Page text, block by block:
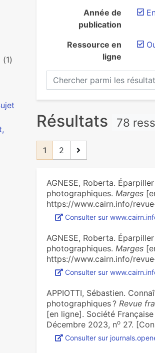
Année de
publication
Ressource en
ligne
Chercher parmi les
Résultats 78
1 2
AGNESE, Roberta.
photographiques‪. Marges
https://www.cairn.info/
Consulter sur
AGNESE, Roberta.
photographiques‪. Marges
https://www.cairn.info/
Consulter sur
APPIOTTI, Sébastien.
photographiques ? Revue
[en ligne]. Société
Décembre 2023, no27.
Consulter sur
(1)